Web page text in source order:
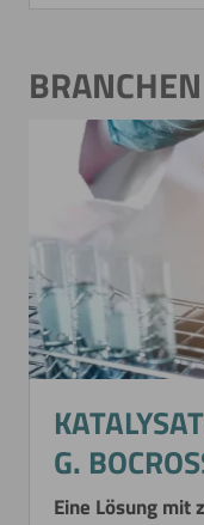
BRANCHEN
G.
Eine Lösung mit